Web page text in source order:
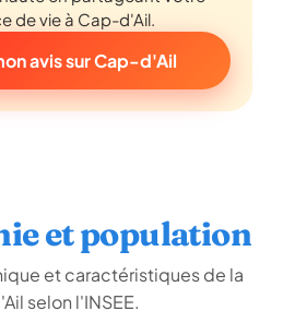
de vie à Cap-d'Ail.
avis sur Cap-d'Ail
et population
et caractéristiques de la
selon l'INSEE.